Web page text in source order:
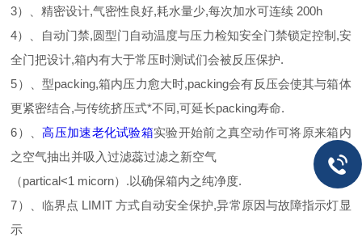
3）、精密设计,气密性良好,耗水量少,每次加水可连续 200h
4）、自动门禁,圆型门自动温度与压力检知安全门禁锁定控制,安
全门把设计,箱内有大于常压时测试们会被反压保护.
5）、型packing,箱内压力愈大时,packing会有反压会使其与箱体
更紧密结合,与传统挤压式*不同,可延长packing寿命.
6）、高压加速老化试验箱实验开始前之真空动作可将原来箱内
之空气抽出并吸入过滤蕊过滤之新空气
（partical<1 micorn）.以确保箱内之纯净度.
7）、临界点 LIMIT 方式自动安全保护,异常原因与故障指示灯显
示